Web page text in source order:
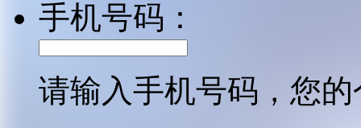
手机号码：
请输入手机号码，您